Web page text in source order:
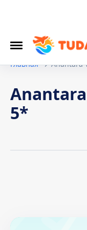
Главная
Anantara
5*
безопасности